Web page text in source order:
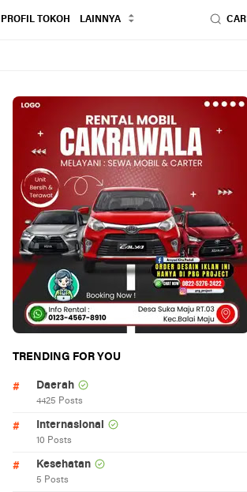
PROFIL TOKOH LAINNYA CARI
TRENDING FOR YOU
Daerah
4425 Posts
Internasional
10 Posts
Kesehatan
5 Posts